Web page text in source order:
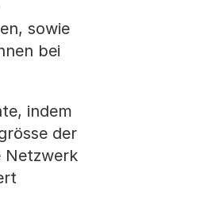
sowie
bei
indem
der
Netzwerk